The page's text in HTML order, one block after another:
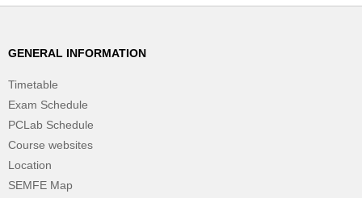
GENERAL INFORMATION
Timetable
Exam Schedule
PCLab Schedule
Course websites
Location
SEMFE Map